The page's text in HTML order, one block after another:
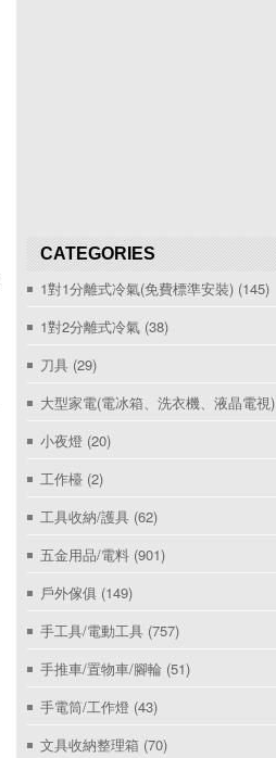
CATEGORIES
1對1分離式冷氣(免費標準安裝) (145)
1對2分離式冷氣 (38)
刀具 (29)
大型家電(電冰箱、洗衣機、液晶電視)
小夜燈 (20)
工作檯 (2)
工具收納/護具 (62)
五金用品/電料 (901)
戶外傢俱 (149)
手工具/電動工具 (757)
手推車/置物車/腳輪 (51)
手電筒/工作燈 (43)
文具收納整理箱 (70)